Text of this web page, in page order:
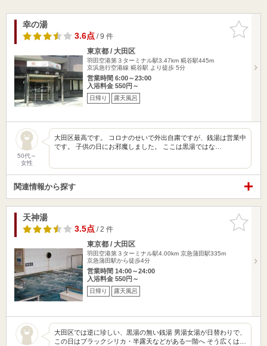
お気に入
りに追加
幸の湯
3.6点/ 9 件
東京都 / 大田区
羽田空港第３ターミナル駅3.47km 糀谷駅445m
京浜急行空港線 糀谷駅 より徒歩 5分
営業時間 6:00～23:00
入浴料金 550円～
日帰り 露天風呂
50代～
女性
大田区最高です。 コロナのせいで外出自粛ですが、銭湯は営業中
です。 子供の日にお邪魔しました。 ここは黒湯ではな…
関連情報から探す
お気に入
りに追加
天神湯
3.5点/ 2 件
東京都 / 大田区
羽田空港第３ターミナル駅4.00km 京急蒲田駅335m
京急蒲田駅から徒歩4分
営業時間 14:00～24:00
入浴料金 550円～
日帰り 露天風呂
大田区では逆に珍しい、黒湯の無い銭湯 男湯女湯が日替わりで、
この日はブラックシリカ・半露天などがある一階へ そう広くは…